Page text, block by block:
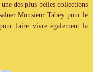
des plus belles collections
Monsieur Tabey pour le
faire vivre également la